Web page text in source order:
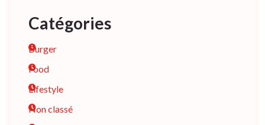
Catégories
Burger
Food
Lifestyle
Non classé